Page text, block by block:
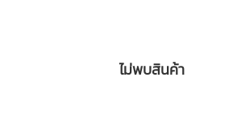
ไม่พบสินค้า